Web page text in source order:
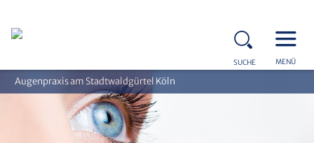
SUCHE MENÜ
Augenpraxis am Stadtwaldgürtel Köln